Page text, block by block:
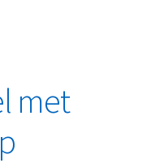
met